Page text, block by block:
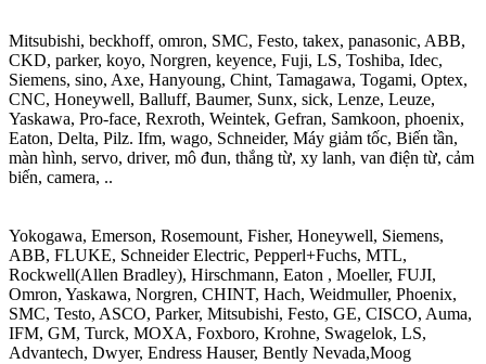
Mitsubishi, beckhoff, omron, SMC, Festo, takex, panasonic, ABB,
CKD, parker, koyo, Norgren, keyence, Fuji, LS, Toshiba, Idec,
Siemens, sino, Axe, Hanyoung, Chint, Tamagawa, Togami, Optex,
CNC, Honeywell, Balluff, Baumer, Sunx, sick, Lenze, Leuze,
Yaskawa, Pro-face, Rexroth, Weintek, Gefran, Samkoon, phoenix,
Eaton, Delta, Pilz. Ifm, wago, Schneider, Máy giảm tốc, Biến tần,
màn hình, servo, driver, mô đun, thắng từ, xy lanh, van điện từ, cảm
biến, camera, ..
Yokogawa, Emerson, Rosemount, Fisher, Honeywell, Siemens,
ABB, FLUKE, Schneider Electric, Pepperl+Fuchs, MTL,
Rockwell(Allen Bradley), Hirschmann, Eaton , Moeller, FUJI,
Omron, Yaskawa, Norgren, CHINT, Hach, Weidmuller, Phoenix,
SMC, Testo, ASCO, Parker, Mitsubishi, Festo, GE, CISCO, Auma,
IFM, GM, Turck, MOXA, Foxboro, Krohne, Swagelok, LS,
Advantech, Dwyer, Endress Hauser, Bently Nevada,Moog